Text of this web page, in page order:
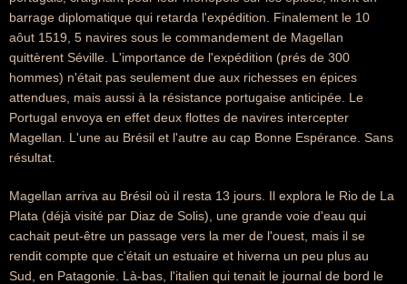
barrage diplomatique qui retarda l'expédition. Finalement le 10
aôut 1519, 5 navires sous le commandement de Magellan
quittèrent Séville. L'importance de l'expédition (prés de 300
hommes) n'était pas seulement due aux richesses en épices
attendues, mais aussi à la résistance portugaise anticipée. Le
Portugal envoya en effet deux flottes de navires intercepter
Magellan. L'une au Brésil et l'autre au cap Bonne Espérance. Sans
résultat.
Magellan arriva au Brésil où il resta 13 jours. Il explora le Rio de La
Plata (déjà visité par Diaz de Solis), une grande voie d'eau qui
cachait peut-être un passage vers la mer de l'ouest, mais il se
rendit compte que c'était un estuaire et hiverna un peu plus au
Sud, en Patagonie. Là-bas, l'italien qui tenait le journal de bord le